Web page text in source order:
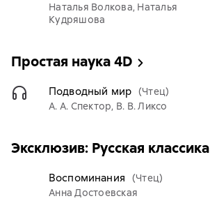
Наталья Волкова, Наталья
Кудряшова
Простая наука 4D
Подводный мир (Чтец)
А. А. Спектор, В. В. Ликсо
Эксклюзив: Русская классика
Воспоминания
(Чтец)
Анна Достоевская